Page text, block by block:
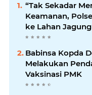
“Tak Sekadar
Keamanan,
ke Lahan
Ketahanan
Babinsa Kopda
Melakukan
Vaksinasi PMK